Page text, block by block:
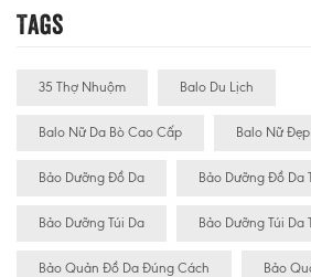
Tags
35 Thợ Nhuộm Balo Du Lịch
Balo Nữ Da Bò Cao Cấp Balo Nữ Đẹp
Bảo Dưỡng Đồ Da Bảo Dưỡng Đồ Da
Bảo Dưỡng Túi Da Bảo Dưỡng Túi Da
Bảo Quản Đồ Da Đúng Cách Bảo